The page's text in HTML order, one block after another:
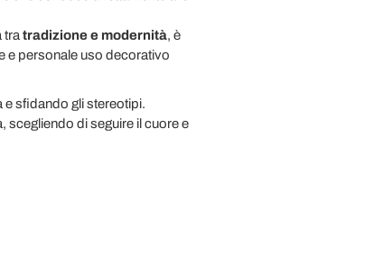
tra tradizione e modernità, è
e personale uso decorativo
e sfidando gli stereotipi.
scegliendo di seguire il cuore e